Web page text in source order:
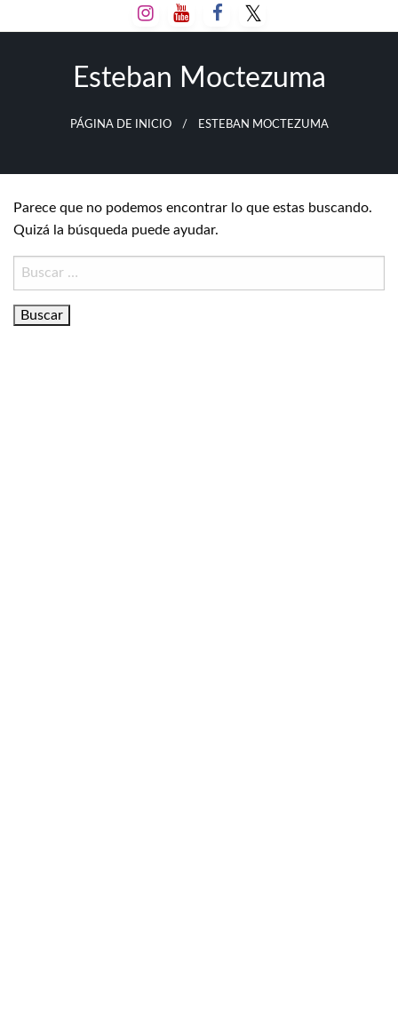
al
Esteban Moctezuma
PÁGINA DE INICIO ESTEBAN MOCTEZUMA
Parece que no podemos encontrar lo que estas buscando.
Quizá la búsqueda puede ayudar.
Buscar: